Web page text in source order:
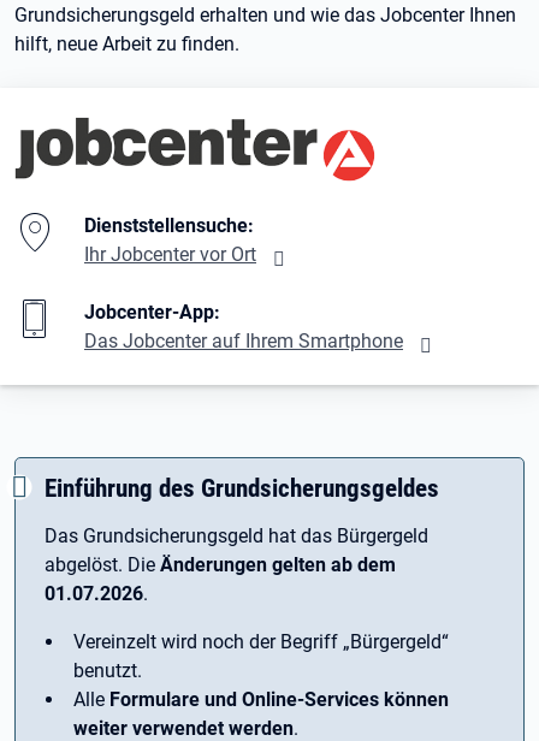
Grundsicherungsgeld erhalten und wie das Jobcenter Ihnen
hilft, neue Arbeit zu finden.
Branding-Bereich Beschreibung
Dienststellensuche:
Ihr Jobcenter vor Ort
Jobcenter-App:
Das Jobcenter auf Ihrem Smartphone
Einführung des Grundsicherungsgeldes
Das Grundsicherungsgeld hat das Bürgergeld
abgelöst. Die Änderungen gelten ab dem
01.07.2026.
Vereinzelt wird noch der Begriff ­„Bürgergeld“
benutzt.
Alle Formulare und Online-Services können
weiter verwendet werden.